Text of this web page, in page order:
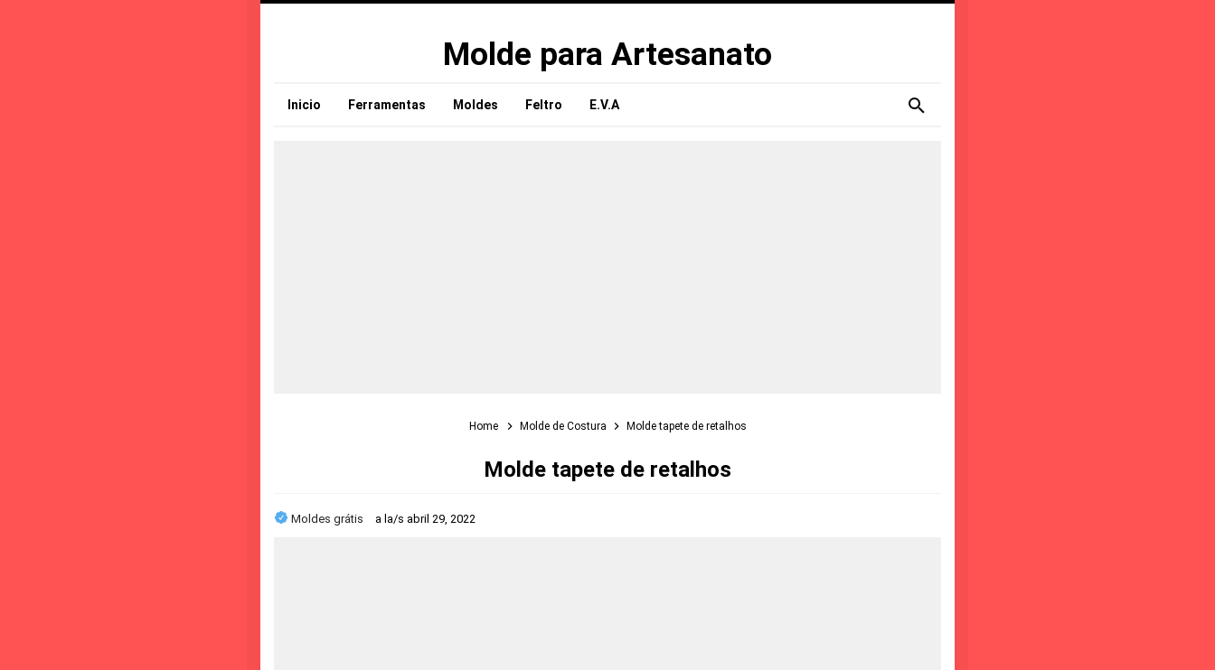
Molde para Artesanato
Inicio Ferramentas Moldes Feltro E.V.A
Home Molde de Costura Molde tapete de retalhos
Molde tapete de retalhos
Moldes grátis a la/s abril 29, 2022